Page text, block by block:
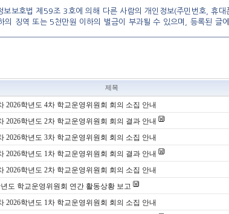
보보호법 제59조 3호에 의해 다른 사람의 개인정보(주민번호, 휴
의 징역 또는 5천만원 이하의 벌금이 부과될 수 있으며, 등록된 글
제목
2026학년도 4차 학교운영위원회 회의 소집 안내
2026학년도 2차 학교운영위원회 회의 결과 안내
2026학년도 3차 학교운영위원회 회의 소집 안내
2026학년도 1차 학교운영위원회 회의 결과 안내
2026학년도 2차 학교운영위원회 회의 소집 안내
년도 학교운영위원회 연간 활동상황 보고
2026학년도 1차 학교운영위원회 회의 소집 안내